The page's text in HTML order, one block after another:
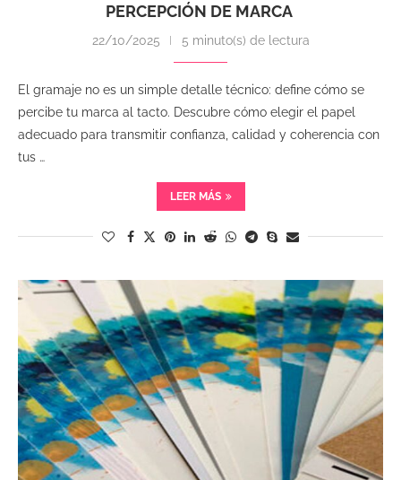
PERCEPCIÓN DE MARCA
22/10/2025 5 minuto(s) de lectura
El gramaje no es un simple detalle técnico: define cómo se
percibe tu marca al tacto. Descubre cómo elegir el papel
adecuado para transmitir confianza, calidad y coherencia con
tus …
LEER MÁS